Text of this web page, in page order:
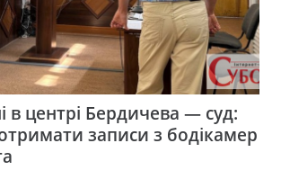
в центрі Бердичева — суд:
записи з бодікамер